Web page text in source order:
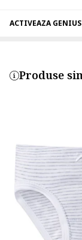
ACTIVEAZA GENIUS
Produse